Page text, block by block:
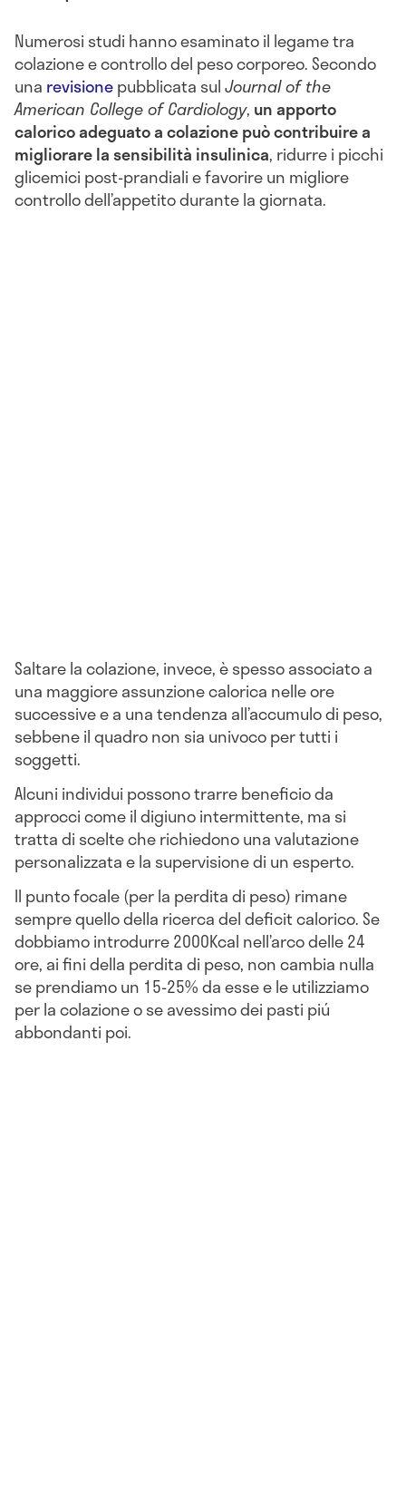
Numerosi studi hanno esaminato il legame tra
colazione e controllo del peso corporeo. Secondo
una revisionepubblicata sulJournal of the
American College of Cardiology, un apporto
calorico adeguato a colazione può contribuire a
migliorare la sensibilità insulinica, ridurre i picchi
glicemici post-prandiali e favorire un migliore
controllo dell’appetito durante la giornata.
Saltare la colazione, invece, è spesso associato a
una maggiore assunzione calorica nelle ore
successive e a una tendenza all’accumulo di peso,
sebbene il quadro non sia univoco per tutti i
soggetti.
Alcuni individui possono trarre beneficio da
approcci come il digiuno intermittente, ma si
tratta di scelte che richiedono una valutazione
personalizzata e la supervisione di un esperto.
Il punto focale (per la perdita di peso) rimane
sempre quello della ricerca del deficit calorico. Se
dobbiamo introdurre 2000Kcal nell’arco delle 24
ore, ai fini della perdita di peso, non cambia nulla
se prendiamo un 15-25% da esse e le utilizziamo
per la colazione o se avessimo dei pasti piú
abbondanti poi.